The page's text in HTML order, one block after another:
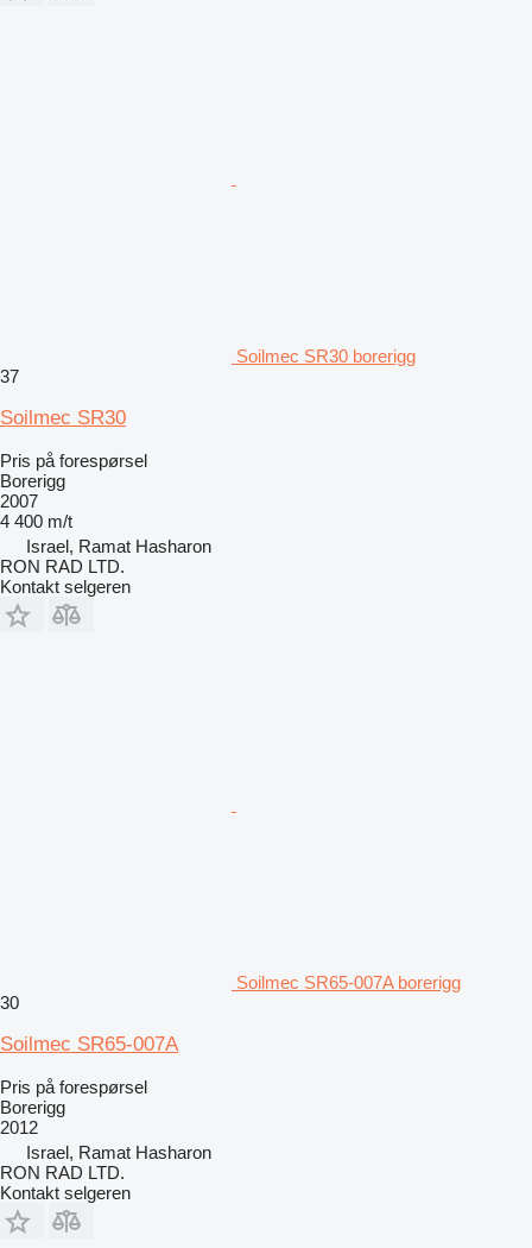
Soilmec SR30 borerigg
37
Soilmec SR30
Pris på forespørsel
Borerigg
2007
4 400 m/t
Israel, Ramat Hasharon
RON RAD LTD.
Kontakt selgeren
Soilmec SR65-007A borerigg
30
Soilmec SR65-007A
Pris på forespørsel
Borerigg
2012
Israel, Ramat Hasharon
RON RAD LTD.
Kontakt selgeren